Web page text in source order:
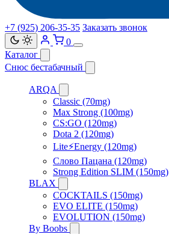
+7 (925) 206‑35‑35 Заказать звонок
0
Каталог
Снюс бестабачный
ARQA
Classic (70mg)
Max Strong (100mg)
CS:GO (120mg)
Dota 2 (120mg)
Lite⚡Energy (120mg)
Слово Пацана (120mg)
Strong Edition SLIM (150mg)
BLAX
COCKTAILS (150mg)
EVO ELITE (150mg)
EVOLUTION (150mg)
By Boobs